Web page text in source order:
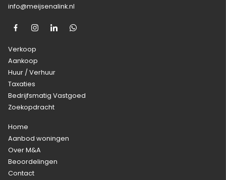
info@meijsenalink.nl
Verkoop
Aankoop
Huur / Verhuur
Taxaties
Bedrijfsmatig Vastgoed
Zoekopdracht
Home
Aanbod woningen
Over M&A
Beoordelingen
Contact